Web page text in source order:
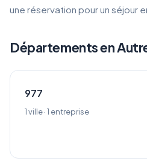
une réservation pour un séjour
Départements en
977
1 ville · 1 entreprise